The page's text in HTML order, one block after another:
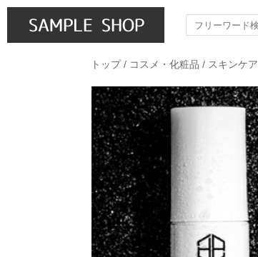
トップ/ コスメ・化粧品 / スキンケア